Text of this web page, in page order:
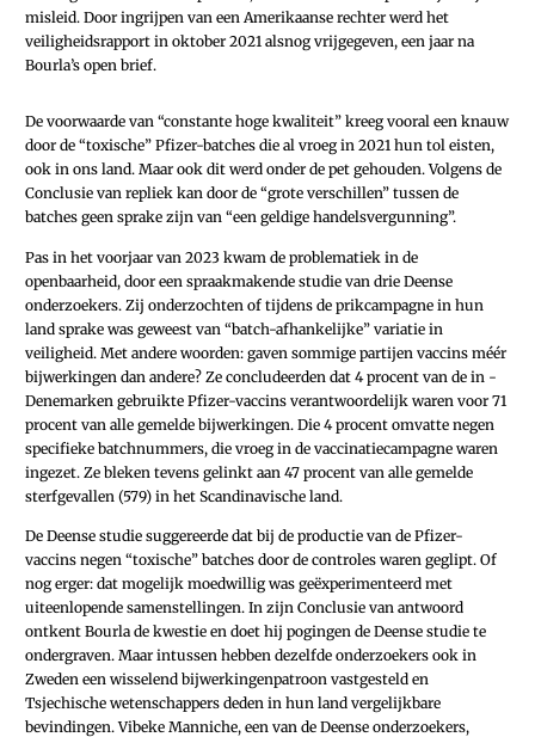
misleid. Door ingrijpen van een Amerikaanse rechter werd het
veiligheidsrapport in oktober 2021 alsnog vrijgegeven, een jaar na
Bourla’s open brief.
De voorwaarde van “constante hoge kwaliteit” kreeg vooral een knauw
door de “toxische” Pfizer-batches die al vroeg in 2021 hun tol eisten,
ook in ons land. Maar ook dit werd onder de pet gehouden. Volgens de
Conclusie van repliek kan door de “grote verschillen” tussen de
batches geen sprake zijn van “een geldige handelsvergunning”.
Pas in het voorjaar van 2023 kwam de problematiek in de
openbaarheid, door een spraakmakende studie van drie Deense
onderzoekers. Zij onderzochten of tijdens de prikcampagne in hun
land sprake was geweest van “batch-afhankelijke” variatie in
veiligheid. Met andere woorden: gaven sommige partijen vaccins méér
bijwerkingen dan andere? Ze concludeerden dat 4 procent van de in ­
Denemarken gebruikte Pfizer-vaccins verantwoordelijk waren voor 71
procent van alle gemelde bijwerkingen. Die 4 procent omvatte negen
specifieke batchnummers, die vroeg in de vaccinatiecampagne waren
ingezet. Ze bleken tevens gelinkt aan 47 procent van alle gemelde
sterfgevallen (579) in het Scandinavische land.
De Deense studie suggereerde dat bij de productie van de Pfizer-
vaccins negen “toxische” batches door de controles waren geglipt. Of
nog erger: dat mogelijk moedwillig was geëxperimenteerd met
uiteenlopende samenstellingen. In zijn Conclusie van antwoord
ontkent Bourla de kwestie en doet hij pogingen de Deense studie te
ondergraven. Maar intussen hebben dezelfde onderzoekers ook in
Zweden een wisselend bijwerkingenpatroon vastgesteld en
Tsjechische wetenschappers deden in hun land vergelijkbare
bevindingen. Vibeke Manniche, een van de Deense onderzoekers,